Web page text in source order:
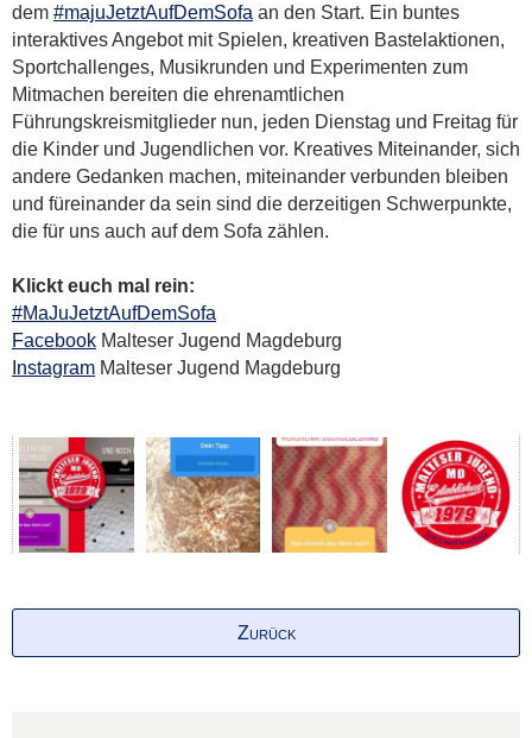
dem #majuJetztAufDemSofa an den Start. Ein buntes
interaktives Angebot mit Spielen, kreativen Bastelaktionen,
Sportchallenges, Musikrunden und Experimenten zum
Mitmachen bereiten die ehrenamtlichen
Führungskreismitglieder nun, jeden Dienstag und Freitag für
die Kinder und Jugendlichen vor. Kreatives Miteinander, sich
andere Gedanken machen, miteinander verbunden bleiben
und füreinander da sein sind die derzeitigen Schwerpunkte,
die für uns auch auf dem Sofa zählen.
Klickt euch mal rein:
#MaJuJetztAufDemSofa
Facebook Malteser Jugend Magdeburg
Instagram Malteser Jugend Magdeburg
Zurück